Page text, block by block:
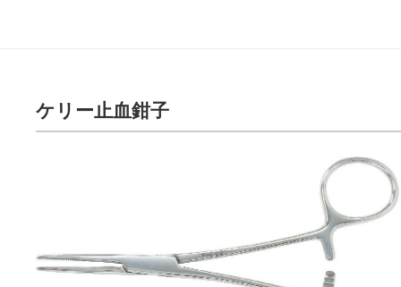
ケリー止血鉗子